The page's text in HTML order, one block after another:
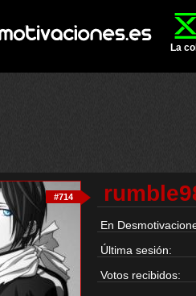
La
#714
En
Última sesión:
Votos recibidos: